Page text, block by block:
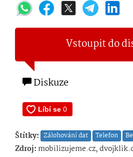
Vstoupit do
Diskuze
Štítky: Zálohování dat Telefon
Zdroj: mobilizujeme.cz,